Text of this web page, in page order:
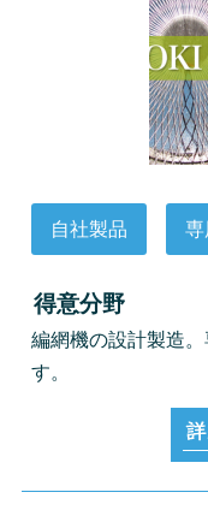
自社製品 専
得意分野
編網機の設計製造
す。